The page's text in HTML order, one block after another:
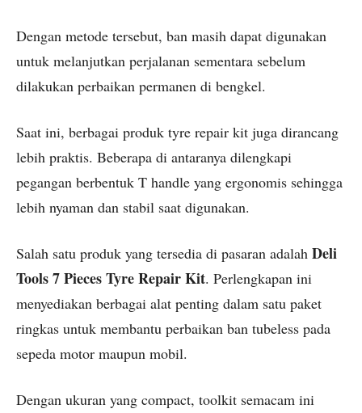
Dengan metode tersebut, ban masih dapat digunakan
untuk melanjutkan perjalanan sementara sebelum
dilakukan perbaikan permanen di bengkel.
Saat ini, berbagai produk tyre repair kit juga dirancang
lebih praktis. Beberapa di antaranya dilengkapi
pegangan berbentuk T handle yang ergonomis sehingga
lebih nyaman dan stabil saat digunakan.
Salah satu produk yang tersedia di pasaran adalah Deli
Tools 7 Pieces Tyre Repair Kit. Perlengkapan ini
menyediakan berbagai alat penting dalam satu paket
ringkas untuk membantu perbaikan ban tubeless pada
sepeda motor maupun mobil.
Dengan ukuran yang compact, toolkit semacam ini